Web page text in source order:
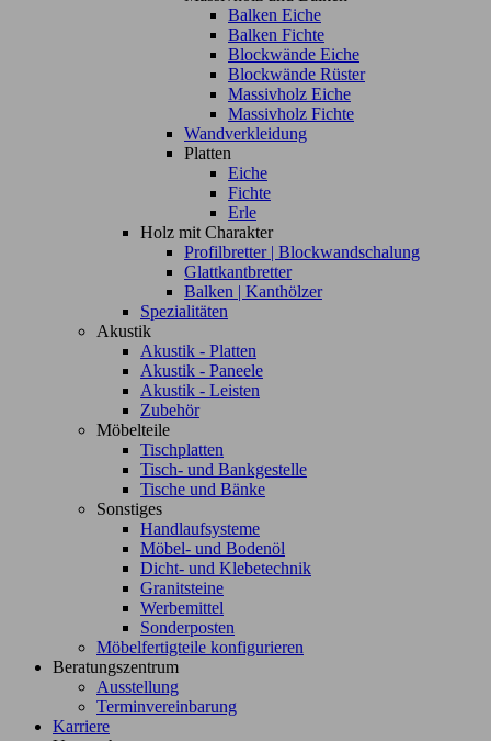
Balken Eiche
Balken Fichte
Blockwände Eiche
Blockwände Rüster
Massivholz Eiche
Massivholz Fichte
Wandverkleidung
Platten
Eiche
Fichte
Erle
Holz mit Charakter
Profilbretter | Blockwandschalung
Glattkantbretter
Balken | Kanthölzer
Spezialitäten
Akustik
Akustik - Platten
Akustik - Paneele
Akustik - Leisten
Zubehör
Möbelteile
Tischplatten
Tisch- und Bankgestelle
Tische und Bänke
Sonstiges
Handlaufsysteme
Möbel- und Bodenöl
Dicht- und Klebetechnik
Granitsteine
Werbemittel
Sonderposten
Möbelfertigteile konfigurieren
Beratungszentrum
Ausstellung
Terminvereinbarung
Karriere